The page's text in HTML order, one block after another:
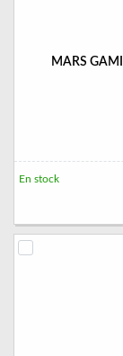
MARS
En stock